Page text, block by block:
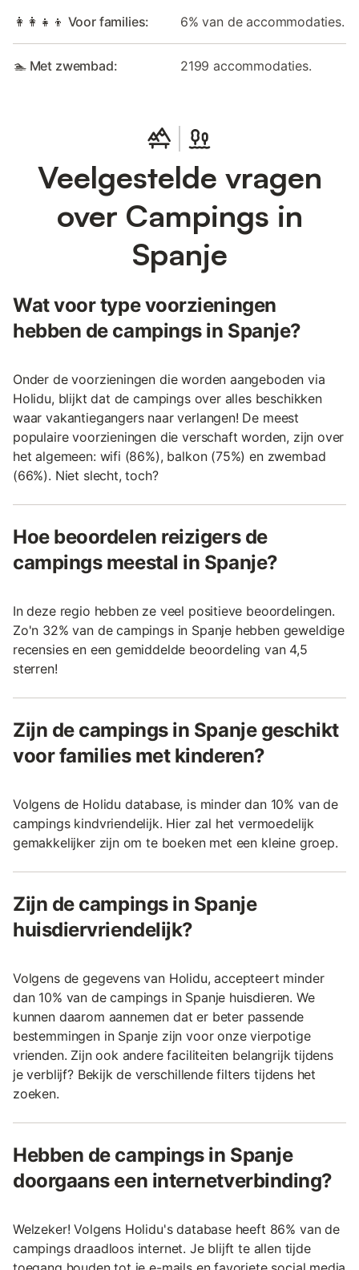
👩‍👩‍👧‍👦 Voor families: 6% van de accommodaties.
🏊 Met zwembad: 2199 accommodaties.
Veelgestelde vragen
over Campings in
Spanje
Wat voor type voorzieningen
hebben de campings in Spanje?
Onder de voorzieningen die worden aangeboden via
Holidu, blijkt dat de campings over alles beschikken
waar vakantiegangers naar verlangen! De meest
populaire voorzieningen die verschaft worden, zijn over
het algemeen: wifi (86%), balkon (75%) en zwembad
(66%). Niet slecht, toch?
Hoe beoordelen reizigers de
campings meestal in Spanje?
In deze regio hebben ze veel positieve beoordelingen.
Zo'n 32% van de campings in Spanje hebben geweldige
recensies en een gemiddelde beoordeling van 4,5
sterren!
Zijn de campings in Spanje geschikt
voor families met kinderen?
Volgens de Holidu database, is minder dan 10% van de
campings kindvriendelijk. Hier zal het vermoedelijk
gemakkelijker zijn om te boeken met een kleine groep.
Zijn de campings in Spanje
huisdiervriendelijk?
Volgens de gegevens van Holidu, accepteert minder
dan 10% van de campings in Spanje huisdieren. We
kunnen daarom aannemen dat er beter passende
bestemmingen in Spanje zijn voor onze vierpotige
vrienden. Zijn ook andere faciliteiten belangrijk tijdens
je verblijf? Bekijk de verschillende filters tijdens het
zoeken.
Hebben de campings in Spanje
doorgaans een internetverbinding?
Welzeker! Volgens Holidu's database heeft 86% van de
campings draadloos internet. Je blijft te allen tijde